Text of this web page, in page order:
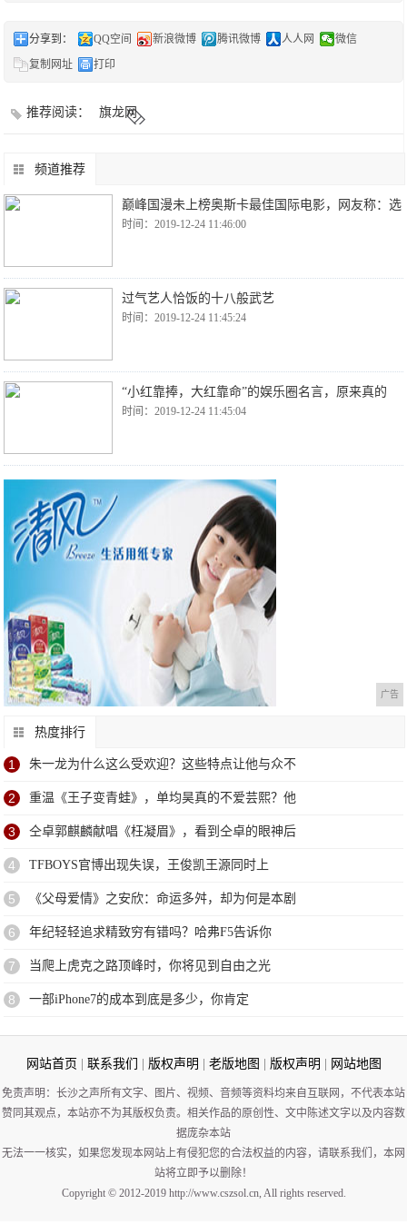
分享到： QQ空间 新浪微博 腾讯微博 人人网
微信
复制网址
打印
推荐阅读： 旗龙网
频道推荐
巅峰国漫未上榜奥斯卡最佳国际电影，网友称：选
时间：2019-12-24 11:46:00
过气艺人恰饭的十八般武艺
时间：2019-12-24 11:45:24
“小红靠捧，大红靠命”的娱乐圈名言，原来真的
时间：2019-12-24 11:45:04
广告
热度排行
1 朱一龙为什么这么受欢迎？这些特点让他与众不
2 重温《王子变青蛙》，单均昊真的不爱芸熙？他
3 仝卓郭麒麟献唱《枉凝眉》，看到仝卓的眼神后
4 TFBOYS官博出现失误，王俊凯王源同时上
5 《父母爱情》之安欣：命运多舛，却为何是本剧
6 ​年纪轻轻追求精致穷有错吗？哈弗F5告诉你
7 当爬上虎克之路顶峰时，你将见到自由之光
8 一部iPhone7的成本到底是多少，你肯定
网站首页 联系我们 版权声明 老版地图 版权声明 网站地图
免责声明：长沙之声所有文字、图片、视频、音频等资料均来自互联网，不代表本站
赞同其观点，本站亦不为其版权负责。相关作品的原创性、文中陈述文字以及内容数
据庞杂本站
无法一一核实，如果您发现本网站上有侵犯您的合法权益的内容，请联系我们，本网
站将立即予以删除！
Copyright © 2012-2019 http://www.cszsol.cn, All rights reserved.